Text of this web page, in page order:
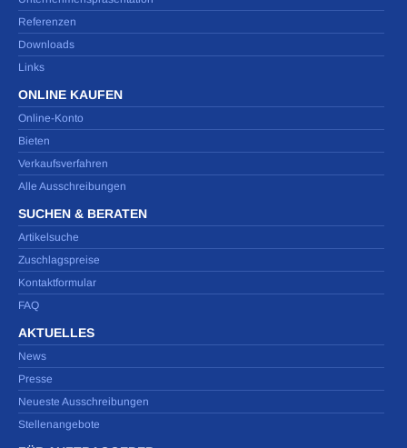
Referenzen
Downloads
Links
ONLINE KAUFEN
Online-Konto
Bieten
Verkaufsverfahren
Alle Ausschreibungen
SUCHEN & BERATEN
Artikelsuche
Zuschlagspreise
Kontaktformular
FAQ
AKTUELLES
News
Presse
Neueste Ausschreibungen
Stellenangebote